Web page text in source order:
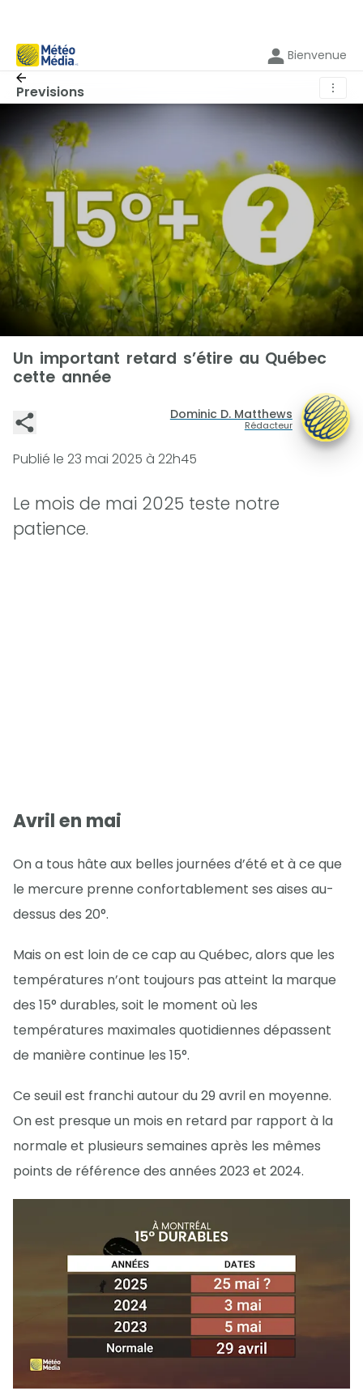
Bienvenue
Previsions ⋮
Un important retard s’étire au Québec
cette année
Dominic D. Matthews
Rédacteur
Publié le 23 mai 2025 à 22h45
Le mois de mai 2025 teste notre
patience.
Avril en mai
On a tous hâte aux belles journées d’été et à ce que
le mercure prenne confortablement ses aises au-
dessus des 20°.
Mais on est loin de ce cap au Québec, alors que les
températures n’ont toujours pas atteint la marque
des 15° durables, soit le moment où les
températures maximales quotidiennes dépassent
de manière continue les 15°.
Ce seuil est franchi autour du 29 avril en moyenne.
On est presque un mois en retard par rapport à la
normale et plusieurs semaines après les mêmes
points de référence des années 2023 et 2024.